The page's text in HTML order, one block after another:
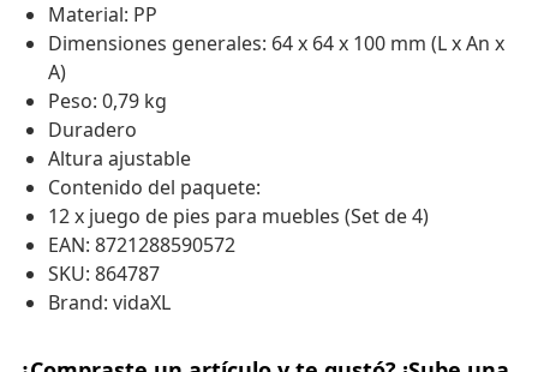
Material: PP
Dimensiones generales: 64 x 64 x 100 mm (L x An x
A)
Peso: 0,79 kg
Duradero
Altura ajustable
Contenido del paquete:
12 x juego de pies para muebles (Set de 4)
EAN: 8721288590572
SKU: 864787
Brand: vidaXL